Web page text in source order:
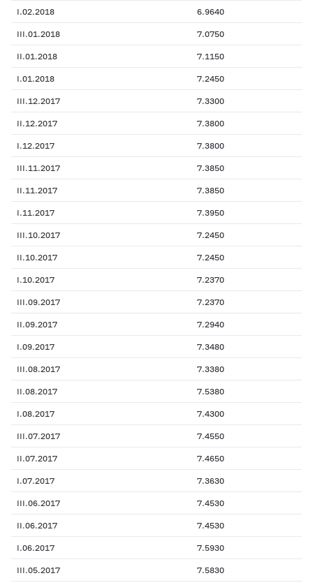
I.02.2018 6.9640
III.01.2018 7.0750
II.01.2018 7.1150
I.01.2018 7.2450
III.12.2017 7.3300
II.12.2017 7.3800
I.12.2017 7.3800
III.11.2017 7.3850
II.11.2017 7.3850
I.11.2017 7.3950
III.10.2017 7.2450
II.10.2017 7.2450
I.10.2017 7.2370
III.09.2017 7.2370
II.09.2017 7.2940
I.09.2017 7.3480
III.08.2017 7.3380
II.08.2017 7.5380
I.08.2017 7.4300
III.07.2017 7.4550
II.07.2017 7.4650
I.07.2017 7.3630
III.06.2017 7.4530
II.06.2017 7.4530
I.06.2017 7.5930
III.05.2017 7.5830